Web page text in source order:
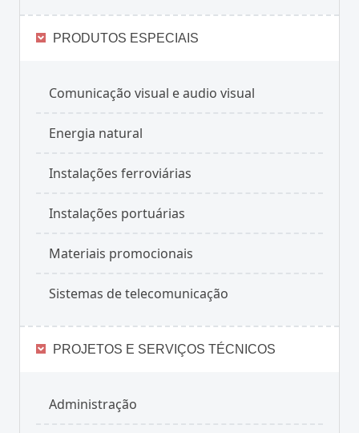
PRODUTOS ESPECIAIS
Comunicação visual e audio visual
Energia natural
Instalações ferroviárias
Instalações portuárias
Materiais promocionais
Sistemas de telecomunicação
PROJETOS E SERVIÇOS TÉCNICOS
Administração